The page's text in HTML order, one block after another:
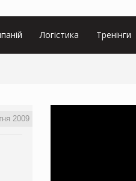
Логістика Тренінги
2009